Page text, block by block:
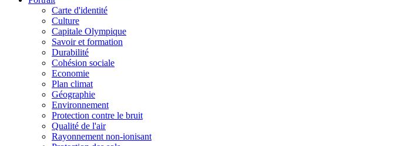
Carte d'identité
Culture
Capitale Olympique
Savoir et formation
Durabilité
Cohésion sociale
Economie
Plan climat
Géographie
Environnement
Protection contre le bruit
Qualité de l'air
Rayonnement non-ionisant